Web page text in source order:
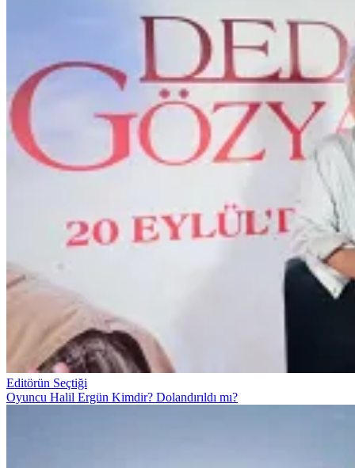
Editörün Seçtiği
Oyuncu Halil Ergün Kimdir? Dolandırıldı mı?